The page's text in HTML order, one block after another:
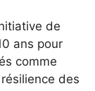
de
ans pour
comme
des